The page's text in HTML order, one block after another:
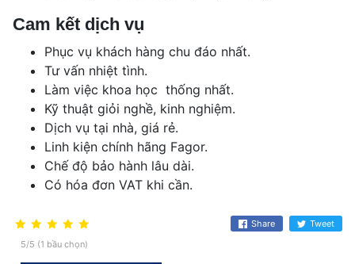
Cam kết dịch vụ
Phục vụ khách hàng chu đáo nhất.
Tư vấn nhiệt tình.
Làm việc khoa học thống nhất.
Kỹ thuật giỏi nghề, kinh nghiệm.
Dịch vụ tại nhà, giá rẻ.
Linh kiện chính hãng Fagor.
Chế độ bảo hành lâu dài.
Có hóa đơn VAT khi cần.
5/5 (1 bầu chọn)
Share Tweet